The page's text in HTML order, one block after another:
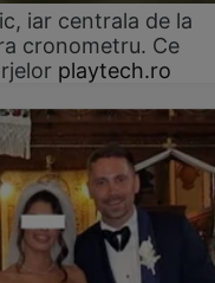
iar centrala de la
cronometru. Ce
playtech.ro